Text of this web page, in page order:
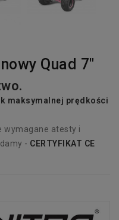
Quad 7"
maksymalnej prędkości
wymagane atesty i
- CERTYFIKAT CE